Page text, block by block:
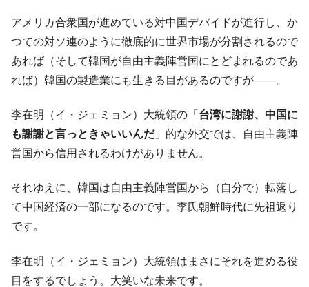
アメリカ合衆国が進めている対中国デバイドが進行し、か
つての対ソ連のように徹底的に世界市場が分割されるので
あれば（そして韓国が自由主義陣営国にとどまれるのであ
れば）韓国の製造業にも生きる目があるのですが――。
李在明（イ・ジェミョン）大統領の「 台湾に謝謝、中国に
も謝謝と言っときゃいいんだ」的な外交では、自由主義陣
営国から信用されるわけがありません。
それゆえに、韓国は自由主義陣営国から（自分で）転落し
て中国経済の一部になるのです。李氏朝鮮時代に先祖返り
です。
李在明（イ・ジェミョン）大統領はまさにそれを進める役
目をするでしょう。大笑いな未来です。